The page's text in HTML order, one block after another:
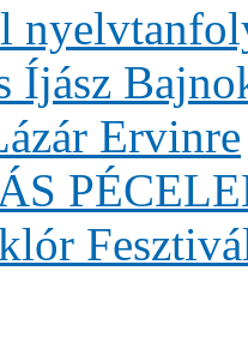
Íjász
Ervinre